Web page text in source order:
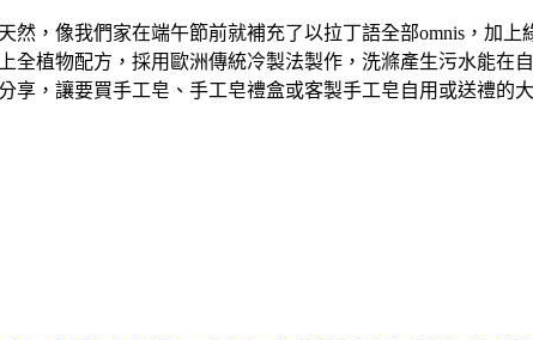
，像我們家在端午節前就補充了以拉丁語全部omnis，加上
植物配方，採用歐洲傳統冷製法製作，洗滌產生污水能在
，讓要買手工皂、手工皂禮盒或客製手工皂自用或送禮的